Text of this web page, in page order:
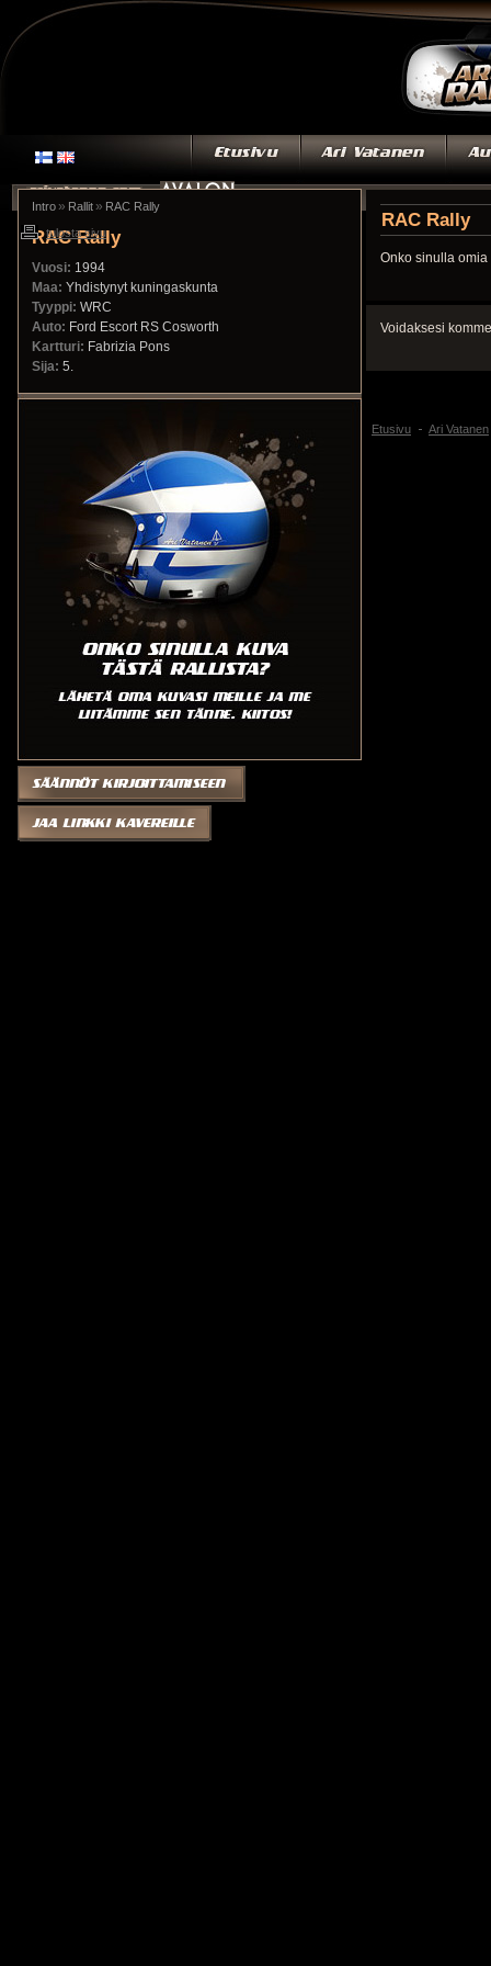
Intro » Rallit » RAC Rally
RAC Rally
Vuosi: 1994
Maa: Yhdistynyt kuningaskunta
Tyyppi: WRC
Auto: Ford Escort RS Cosworth
Kartturi: Fabrizia Pons
Sija: 5.
RAC Rally
Onko sinulla
Voidaksesi
tulosta sivu
Etusivu Ari Vatanen